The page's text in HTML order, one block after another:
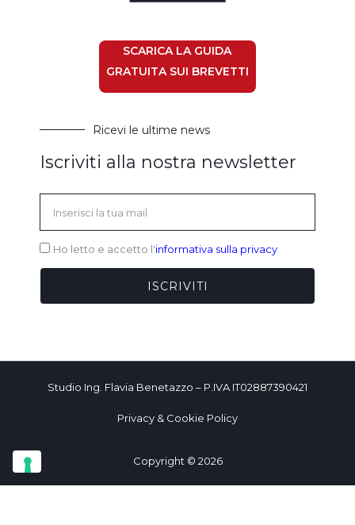
SCARICA LA GUIDA
GRATUITA SUI BREVETTI
Ricevi le ultime news
Iscriviti alla nostra newsletter
Ho letto e accetto l'informativa sulla privacy
ISCRIVITI
Studio Ing. Flavia Benetazzo – P.IVA IT02887390421
Privacy & Cookie Policy
Copyright © 2026